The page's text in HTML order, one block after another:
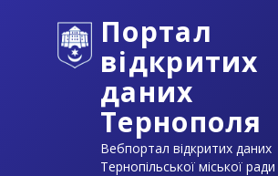
Портал
відкритих
даних
Тернополя
Вебпортал відкритих даних
Тернопільської міської ради